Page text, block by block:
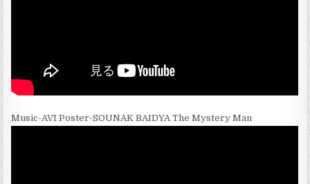
Music-AVI Poster-SOUNAK BAIDYA The Mystery Man